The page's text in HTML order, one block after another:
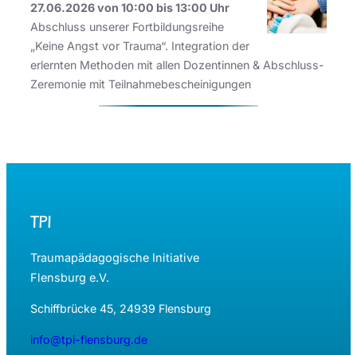
27.06.2026 von 10:00 bis 13:00 Uhr
Abschluss unserer Fortbildungsreihe
„Keine Angst vor Trauma“. Integration der
erlernten Methoden mit allen Dozentinnen & Abschluss-
Zeremonie mit Teilnahmebescheinigungen
TPI
Traumapädagogische Initiative
Flensburg e.V.
Schiffbrücke 45, 24939 Flensburg
info@tpi-flensburg.de